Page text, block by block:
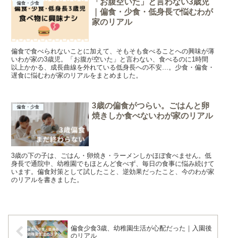
偏食・少食
「お腹空いた」と言わない3歳児
｜偏食・少食・低身長で悩むわが
家のリアル
偏食で食べられないことに加えて、そもそも食べることへの興味が薄
いわが家の3歳児。「お腹が空いた」と言わない、食べるのに1時間
以上かかる、成長曲線を外れている低身長への不安…。少食・偏食・
遅食に悩むわが家のリアルをまとめました。
偏食・少食
3歳の偏食がつらい。ごはんと卵
焼きしか食べないわが家のリアル
3歳の下の子は、ごはん・卵焼き・ラーメンしかほぼ食べません。低
身長で通院中、幼稚園でもほとんど食べず、毎日の食事に悩み続けて
います。偏食対策として試したこと、逆効果だったこと、今のわが家
のリアルを書きました。
偏食少食3歳、幼稚園生活が心配だった｜入園後
のリアル